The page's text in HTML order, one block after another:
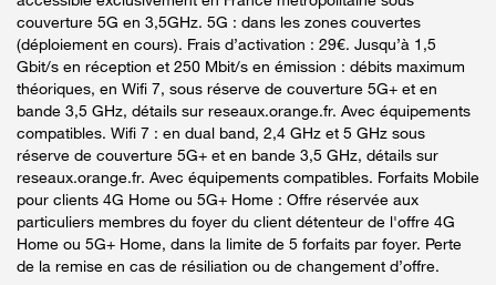
couverture 5G en 3,5GHz. 5G : dans les zones couvertes
(déploiement en cours). Frais d’activation : 29€. Jusqu’à 1,5
Gbit/s en réception et 250 Mbit/s en émission : débits maximum
théoriques, en Wifi 7, sous réserve de couverture 5G+ et en
bande 3,5 GHz, détails sur reseaux.orange.fr. Avec équipements
compatibles. Wifi 7 : en dual band, 2,4 GHz et 5 GHz sous
réserve de couverture 5G+ et en bande 3,5 GHz, détails sur
reseaux.orange.fr. Avec équipements compatibles. Forfaits Mobile
pour clients 4G Home ou 5G+ Home : Offre réservée aux
particuliers membres du foyer du client détenteur de l'offre 4G
Home ou 5G+ Home, dans la limite de 5 forfaits par foyer. Perte
de la remise en cas de résiliation ou de changement d’offre.